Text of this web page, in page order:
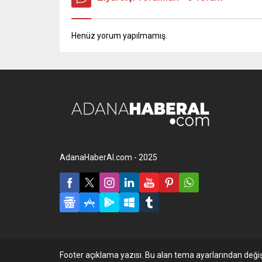
Henüz yorum yapılmamış.
AdanaHaberAl.com - 2025
Footer açıklama yazısı. Bu alan tema ayarlarından